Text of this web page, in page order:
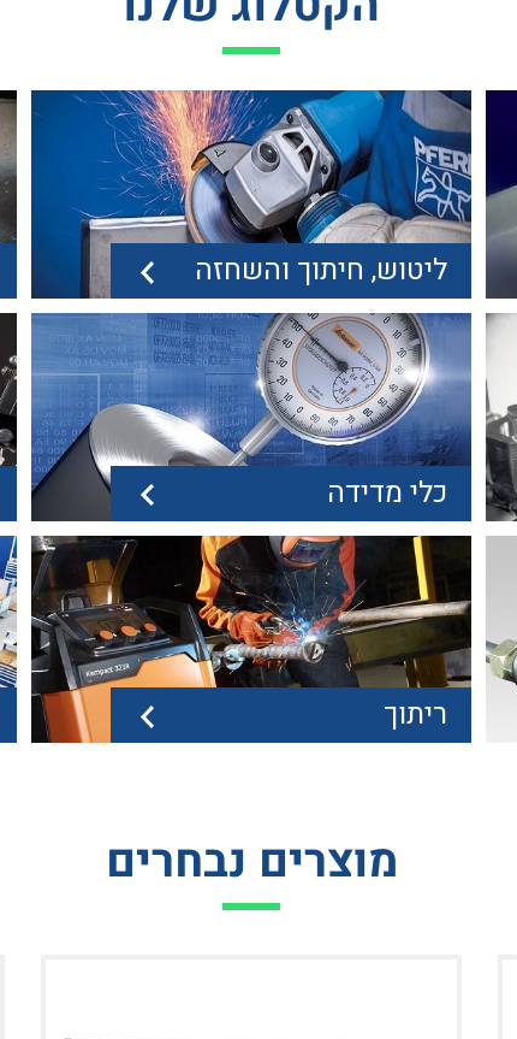
ליטוש, חיתוך והשחזה
ליטוש, חיתוך והשחזה
נוגה כלים הינה יבואנית מוצרי חיתוך, השחזה וליטוש
משנת 1983. דיסקאות חיתוך,...
כלי מדידה
כלי מדידה
ריתוך
מוצרים נבחרים